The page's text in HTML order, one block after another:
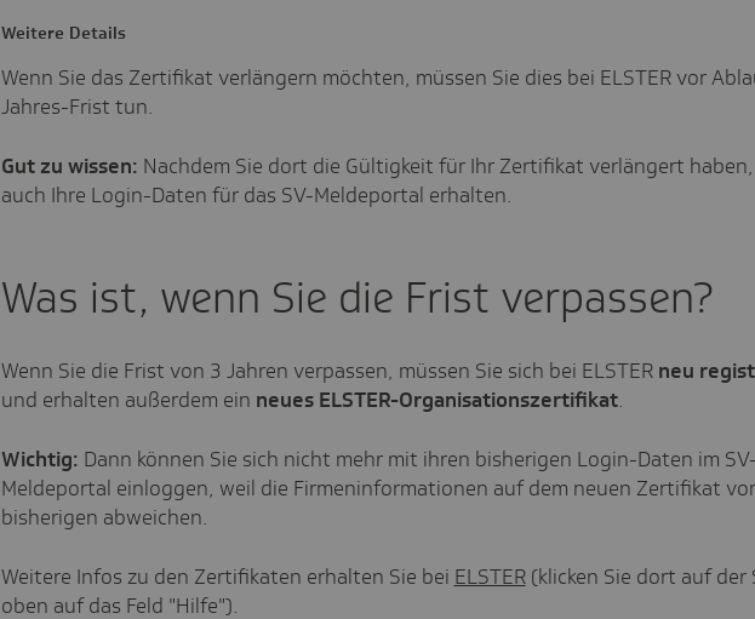
Weitere Details
Wenn Sie das Zertifikat verlängern möchten, müssen Sie dies bei ELSTER vor
Jahres-Frist tun.
Gut zu wissen: Nachdem Sie dort die Gültigkeit für Ihr Zertifikat verlängert
auch Ihre Login-Daten für das SV-Meldeportal erhalten.
Was ist, wenn Sie die Frist verpassen?
Wenn Sie die Frist von 3 Jahren verpassen, müssen Sie sich bei ELSTER neu
und erhalten außerdem ein neues ELSTER-Organisationszertifikat.
Wichtig: Dann können Sie sich nicht mehr mit ihren bisherigen Login-Daten im SV-
Meldeportal einloggen, weil die Firmeninformationen auf dem neuen Zertifikat
bisherigen abweichen.
Weitere Infos zu den Zertifikaten erhalten Sie bei ELSTER(klicken Sie dort auf der
oben auf das Feld "Hilfe").